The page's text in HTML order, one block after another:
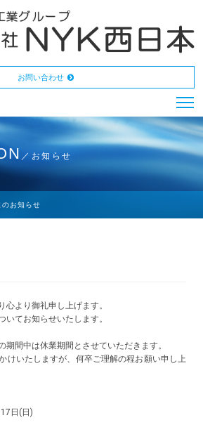
お問い合わせ
／お知らせ
お知らせ
心より御礼申し上げます。
いてお知らせいたします。
期間中は休業期間とさせていただきます。
けいたしますが、何卒ご理解の程お願い申し上
日(日)